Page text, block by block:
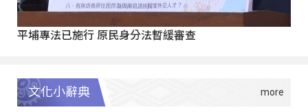
平埔專法已施行 原民身分法暫緩審查
文化小辭典